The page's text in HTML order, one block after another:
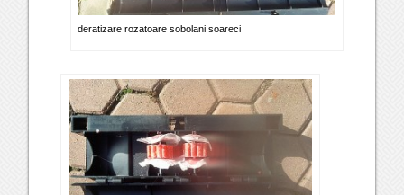
deratizare rozatoare sobolani soareci